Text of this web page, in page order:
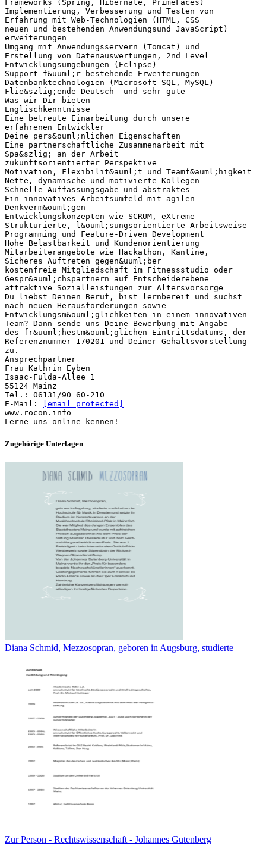
Frameworks (Spring, Hibernate, PrimeFaces)
Implementierung, Verbesserung und Testen von
Erfahrung mit Web-Technologien (HTML, CSS
neuen und bestehenden Anwendungsund JavaScript)
erweiterungen
Umgang mit Anwendungsservern (Tomcat) und
Erstellung von Datenauswertungen, 2nd Level
Entwicklungsumgebungen (Eclipse)
Support f&uuml;r bestehende Erweiterungen
Datenbanktechnologien (Microsoft SQL, MySQL)
Flie&szlig;ende Deutsch- und sehr gute
Was wir Dir bieten
Englischkenntnisse
Eine betreute Einarbeitung durch unsere
erfahrenen Entwickler
Deine pers&ouml;nlichen Eigenschaften
Eine partnerschaftliche Zusammenarbeit mit
Spa&szlig; an der Arbeit
zukunftsorientierter Perspektive
Motivation, Flexibilit&auml;t und Teamf&auml;higkeit
Nette, dynamische und motivierte Kollegen
Schnelle Auffassungsgabe und abstraktes
Ein innovatives Arbeitsumfeld mit agilen
Denkverm&ouml;gen
Entwicklungskonzepten wie SCRUM, eXtreme
Strukturierte, l&ouml;sungsorientierte Arbeitsweise
Programming und Feature-Driven Development
Hohe Belastbarkeit und Kundenorientierung
Mitarbeiterangebote wie Hackathon, Kantine,
Sicheres Auftreten gegen&uuml;ber
kostenfreie Mitgliedschaft im Fitnessstudio oder
Gespr&auml;chspartnern auf Entscheiderebene
attraktive Sozialleistungen zur Altersvorsorge
Du liebst Deinen Beruf, bist lernbereit und suchst
nach neuen Herausforderungen sowie
Entwicklungsm&ouml;glichkeiten in einem innovativen
Team? Dann sende uns Deine Bewerbung mit Angabe
des fr&uuml;hestm&ouml;glichen Eintrittsdatums, der
Referenznummer 170201 und Deiner Gehaltsvorstellung
zu.
Ansprechpartner
Frau Kathrin Eyben
Isaac-Fulda-Allee 1
55124 Mainz
Tel.: 06131/90 60-210
E-Mail:
[email protected]
www.rocon.info
Zugehörige Unterlagen
Diana Schmid, Mezzosopran, geboren in Augsburg, studierte
Zur Person - Rechtswissenschaft - Johannes Gutenberg